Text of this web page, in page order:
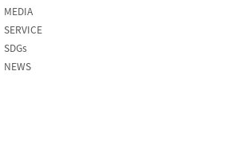
MEDIA
SERVICE
SDGs
NEWS